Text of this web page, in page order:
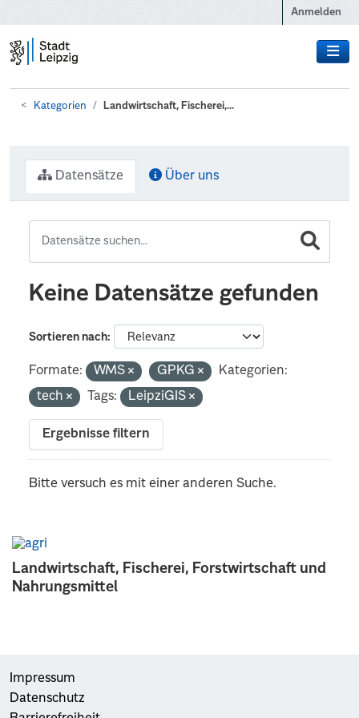
Anmelden
Kategorien Landwirtschaft, Fischerei,...
Landwirtschaft, Fischerei, Forstwirtschaft und
Nahrungsmittel
Datensätze Über uns
Keine Datensätze gefunden
Sortieren nach
Formate: WMS GPKG
Kategorien:
tech
Tags: LeipziGIS
Ergebnisse filtern
Bitte versuch es mit einer anderen Suche.
Impressum
Datenschutz